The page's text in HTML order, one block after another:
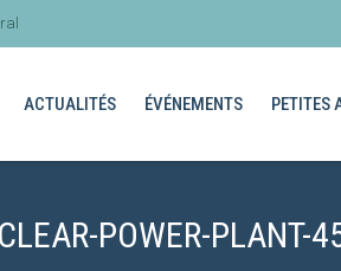
ACTUALITÉS ÉVÉNEMENTS PETITES
POWER-